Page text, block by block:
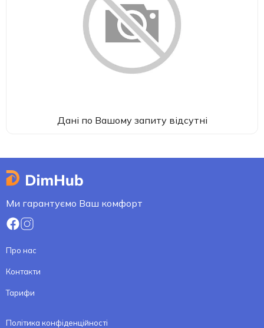
Дані по Вашому запиту відсутні
Ми гарантуємо Ваш комфорт
Про нас
Контакти
Тарифи
Політика конфіденційності